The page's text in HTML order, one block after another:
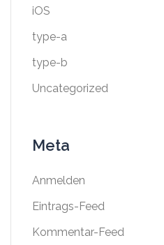
iOS
type-a
type-b
Uncategorized
Meta
Anmelden
Eintrags-Feed
Kommentar-Feed